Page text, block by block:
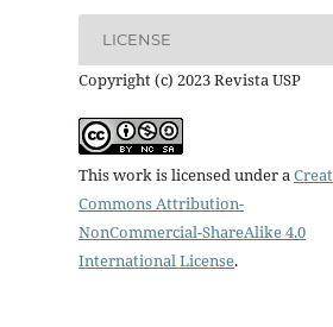
LICENSE
Copyright (c) 2023 Revista USP
This work is licensed under a
Commons Attribution-
NonCommercial-ShareAlike 4.0
International License.